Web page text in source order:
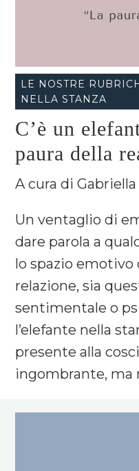
LE NOSTRE
NELLA STANZA
C’è un
paura della
A cura di
Un ventaglio di
dare parola a
lo spazio emotivo
relazione, sia
sentimentale o
l’elefante nella
presente alla
ingombrante, ma